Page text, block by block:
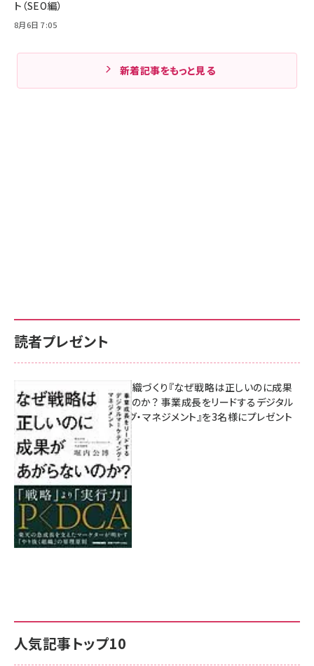
ト（SEO編）
8月6日 7:05
新着記事をもっと見る
人気記事トップ10
読者プレゼント
成果を生む組織づくり『なぜ戦略は正しいのに成果
があがらないのか？ 事業成長をリードするデジタル
マーケティング・マネジメント』を3名様にプレゼント
8月7日 10:00